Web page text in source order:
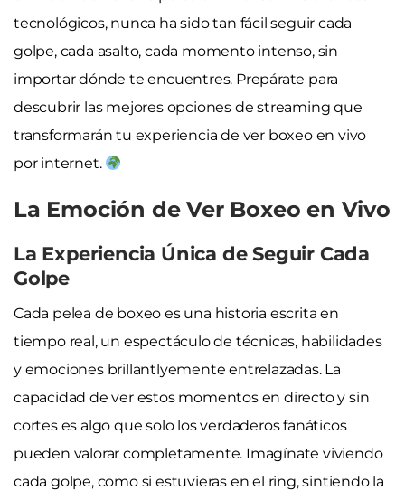
tecnológicos, nunca ha sido tan fácil seguir cada
golpe, cada asalto, cada momento intenso, sin
importar dónde te encuentres. Prepárate para
descubrir las mejores opciones de streaming que
transformarán tu experiencia de ver boxeo en vivo
por internet.
La Emoción de Ver Boxeo en Vivo
La Experiencia Única de Seguir Cada
Golpe
Cada pelea de boxeo es una historia escrita en
tiempo real, un espectáculo de técnicas, habilidades
y emociones brillantlyemente entrelazadas. La
capacidad de ver estos momentos en directo y sin
cortes es algo que solo los verdaderos fanáticos
pueden valorar completamente. Imagínate viviendo
cada golpe, como si estuvieras en el ring, sintiendo la